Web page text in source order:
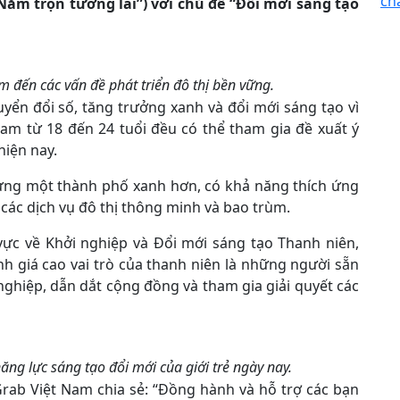
đến các vấn đề phát triển đô thị bền vững.
đổi số, tăng trưởng xanh và đổi mới sáng tạo vì
từ 18 đến 24 tuổi đều có thể tham gia đề xuất ý
nay.
một thành phố xanh hơn, có khả năng thích ứng
dịch vụ đô thị thông minh và bao trùm.
về Khởi nghiệp và Đổi mới sáng tạo Thanh niên,
giá cao vai trò của thanh niên là những người sẵn
dẫn dắt cộng đồng và tham gia giải quyết các
lực sáng tạo đổi mới của giới trẻ ngày nay.
Việt Nam chia sẻ: “Đồng hành và hỗ trợ các bạn